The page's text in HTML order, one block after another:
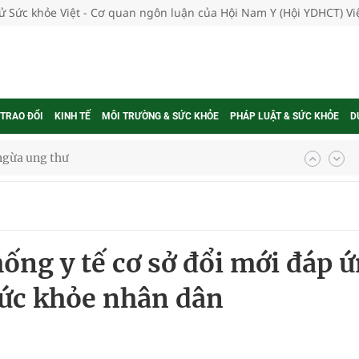
Sức khỏe Việt - Cơ quan ngôn luận của Hội Nam Y (Hội YDHCT)
ĐỔI KINH TẾ MÔI TRƯỜNG & SỨC KHỎE PHÁP LUẬT & SỨC KHỎE
ung thư
quốc
mới của Việt Nam
hai cấp trong quản lý hoạt động nha khoa,
y tế cơ sở đổi mới đáp
khỏe nhân dân